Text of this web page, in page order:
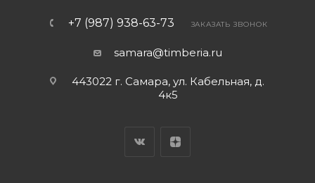
+7 (987) 938-63-73 ЗАКАЗАТЬ ЗВОНОК
samara@timberia.ru
443022 г. Самара, ул. Кабельная, д.
4к5